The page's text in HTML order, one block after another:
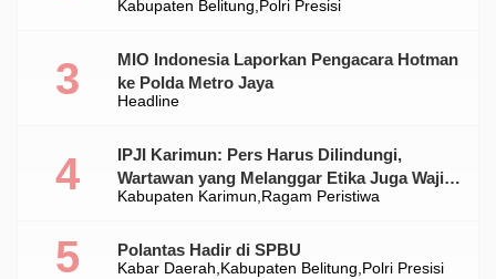
Kabupaten Belitung Polri Presisi
Headline
MIO Indonesia Laporkan Pengacara Hotman
ke Polda Metro Jaya
Kabupaten Karimun Ragam Peristiwa
IPJI Karimun: Pers Harus Dilindungi,
Wartawan yang Melanggar Etika Juga Wajib
Dikoreksi
Kabar Daerah Kabupaten Belitung Polri Presisi
Polantas Hadir di SPBU